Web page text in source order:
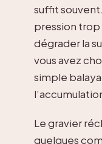
suffit
pression trop
dégrader la
vous avez
simple
Le gravier
quelques